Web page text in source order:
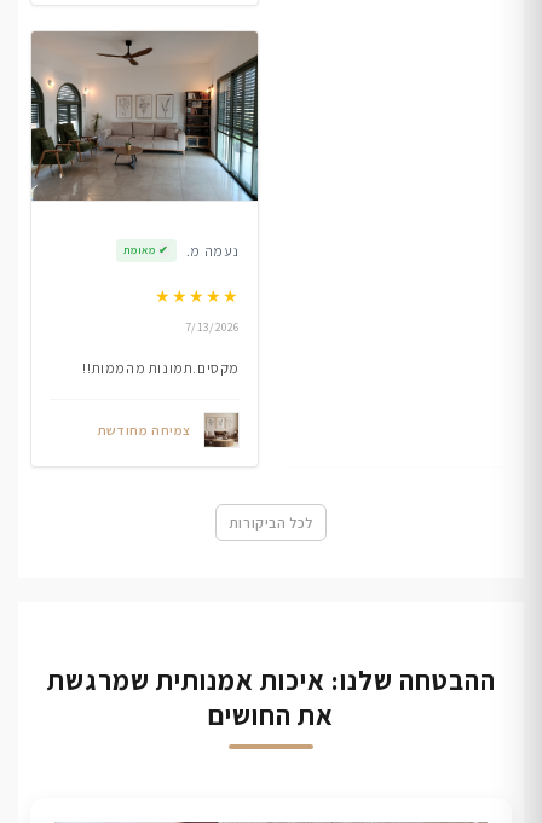
נעמה מ. ✔ מאומת
★★★★★
7/13/2026
מקסים.תמונות מהממות!!
צמיחה מחודשת
לכל הביקורות
ההבטחה שלנו: איכות אמנותית שמרגשת
את החושים